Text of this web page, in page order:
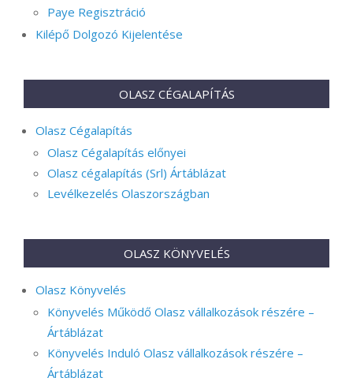
Paye Regisztráció
Kilépő Dolgozó Kijelentése
OLASZ CÉGALAPÍTÁS
Olasz Cégalapítás
Olasz Cégalapítás előnyei
Olasz cégalapítás (Srl) Ártáblázat
Levélkezelés Olaszországban
OLASZ KÖNYVELÉS
Olasz Könyvelés
Könyvelés Működő Olasz vállalkozások részére –
Ártáblázat
Könyvelés Induló Olasz vállalkozások részére –
Ártáblázat